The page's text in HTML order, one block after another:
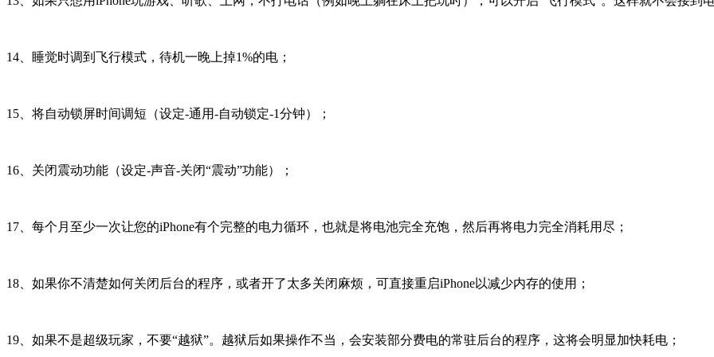
14、睡觉时调到飞行模式，待机一晚上掉1%的电；
15、将自动锁屏时间调短（设定-通用-自动锁定-1分钟）；
16、关闭震动功能（设定-声音-关闭“震动”功能）；
17、每个月至少一次让您的iPhone有个完整的电力循环，也就是将电池完全充饱，然后再将电力完全消耗用尽；
18、如果你不清楚如何关闭后台的程序，或者开了太多关闭麻烦，可直接重启iPhone以减少内存的使用；
19、如果不是超级玩家，不要“越狱”。越狱后如果操作不当，会安装部分费电的常驻后台的程序，这将会明显加快耗电；